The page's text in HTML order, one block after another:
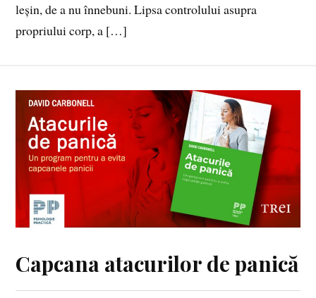
leșin, de a nu înnebuni. Lipsa controlului asupra
propriului corp, a […]
Capcana atacurilor de panică